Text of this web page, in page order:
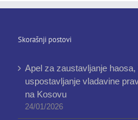
Skorašnji postovi
Apel za zaustavljanje
uspostavljanje vladavine
na Kosovu
24/01/2026